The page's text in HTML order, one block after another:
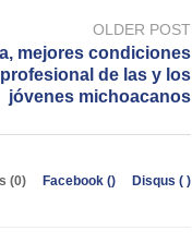
OLDER POST
mejores condiciones
de las y los
jóvenes michoacanos
(0) Facebook () Disqus ( )